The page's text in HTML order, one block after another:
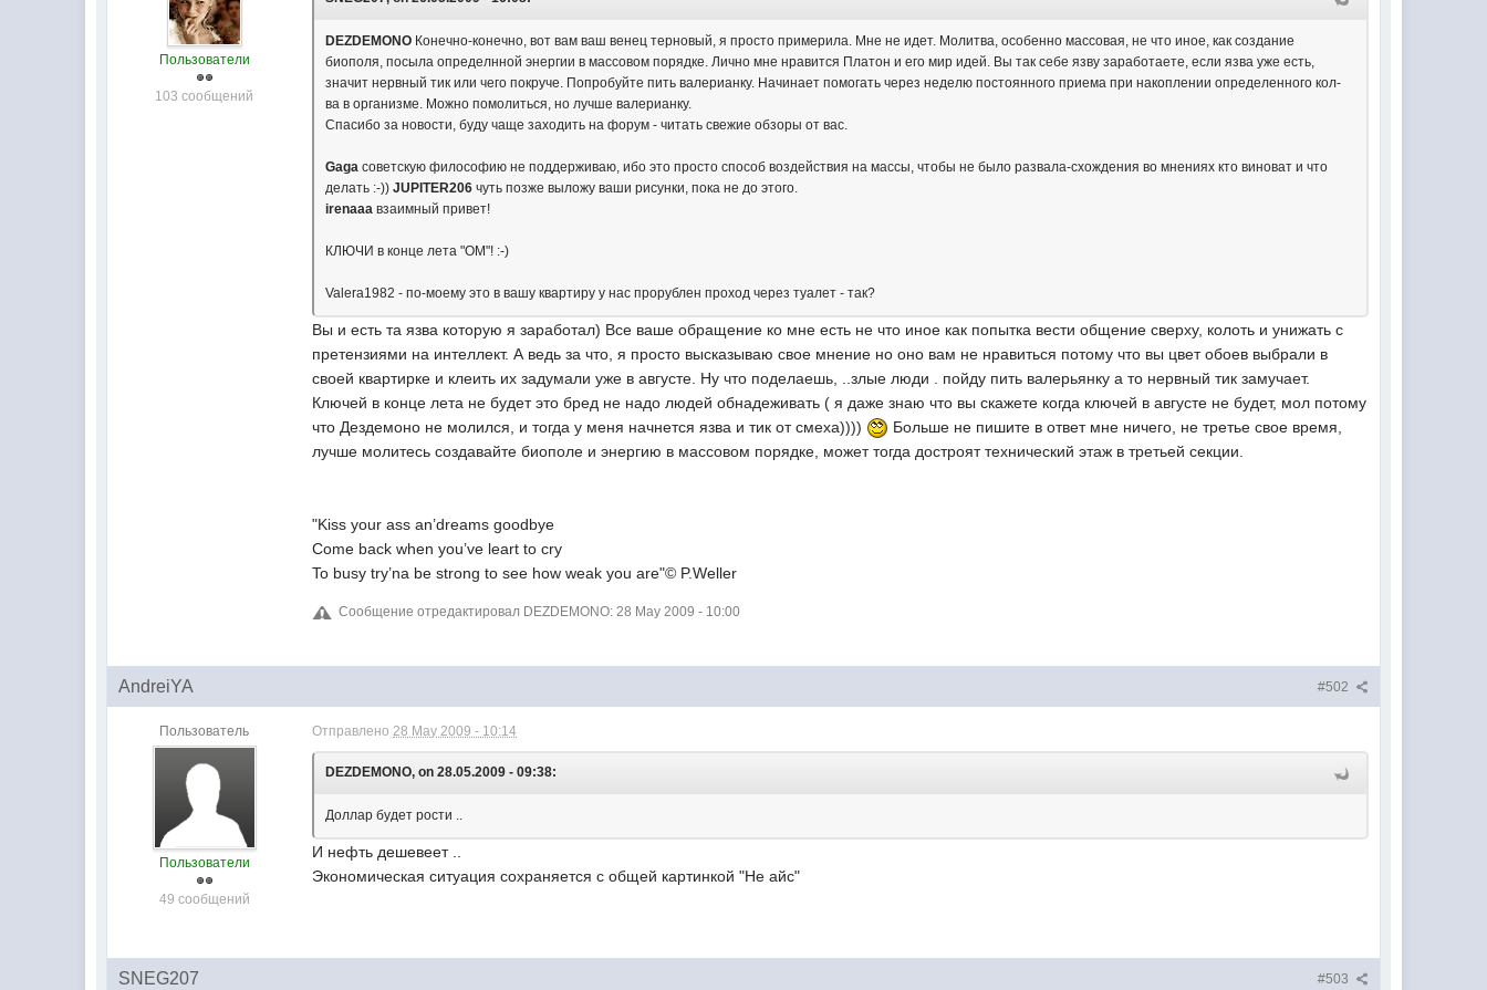
Пользователи
103 сообщений
DEZDEMONO Конечно-конечно, вот вам ваш венец терновый, я просто примерила. Мне не идет. Молитва, особенно массовая, не что иное, как создание
биополя, посыла определнной энергии в массовом порядке. Лично мне нравится Платон и его мир идей. Вы так себе язву заработаете, если язва уже есть,
значит нервный тик или чего покруче. Попробуйте пить валерианку. Начинает помогать через неделю постоянного приема при накоплении определенного кол-
ва в организме. Можно помолиться, но лучше валерианку.
Спасибо за новости, буду чаще заходить на форум - читать свежие обзоры от вас.
Gagaсоветскую философию не поддерживаю, ибо это просто способ воздействия на массы, чтобы не было развала-схождения во мнениях кто виноват и что
делать :-))JUPITER206 чуть позже выложу ваши рисунки, пока не до этого.
irenaaaвзаимный привет!
КЛЮЧИ в конце лета "ОМ"! :-)
Valera1982 - по-моему это в вашу квартиру у нас прорублен проход через туалет - так?
Вы и есть та язва которую я заработал) Все ваше обращение ко мне есть не что иное как попытка вести общение сверху, колоть и унижать с
претензиями на интеллект. А ведь за что, я просто высказываю свое мнение но оно вам не нравиться потому что вы цвет обоев выбрали в
своей квартирке и клеить их задумали уже в августе. Ну что поделаешь, ..злые люди . пойду пить валерьянку а то нервный тик замучает.
Ключей в конце лета не будет это бред не надо людей обнадеживать ( я даже знаю что вы скажете когда ключей в августе не будет, мол потому
что Дездемоно не молился, и тогда у меня начнется язва и тик от смеха))))
Больше не пишите в ответ мне ничего, не третье свое время,
лучше молитесь создавайте биополе и энергию в массовом порядке, может тогда достроят технический этаж в третьей секции.
"Kiss your ass an’dreams goodbye
Come back when you’ve leart to cry
To busy try’na be strong to see how weak you are"© P.Weller
Сообщение отредактировал DEZDEMONO: 28 May 2009 - 10:00
#502
AndreiYA
Пользователь
Пользователи
49 сообщений
Отправлено28 May 2009 - 10:14
DEZDEMONO, on 28.05.2009 - 09:38:
Доллар будет рости ..
И нефть дешевеет ..
Экономическая ситуация сохраняется с общей картинкой "Не айс"
#503
SNEG207